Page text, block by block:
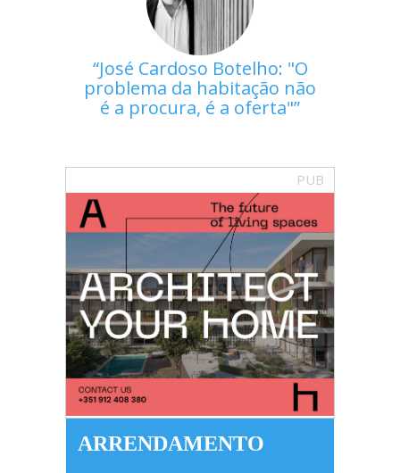
José Cardoso Botelho: "O
problema da habitação não
é a procura, é a oferta"
PUB
ARRENDAMENTO